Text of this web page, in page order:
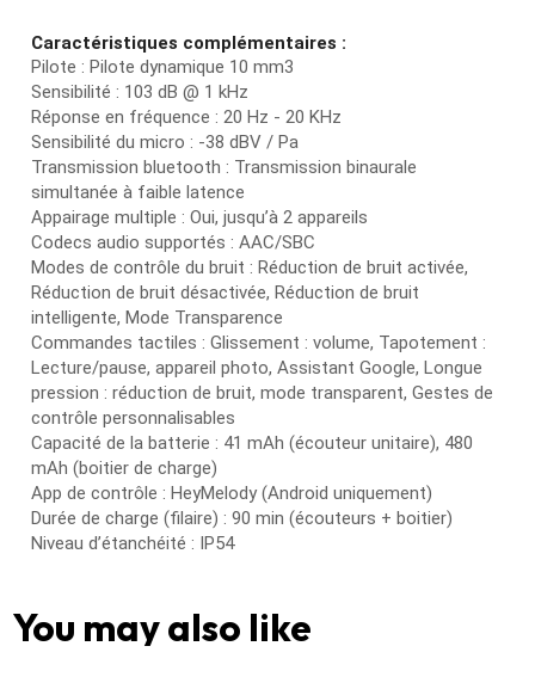
Caractéristiques complémentaires :
Pilote : Pilote dynamique 10 mm3
Sensibilité : 103 dB @ 1 kHz
Réponse en fréquence : 20 Hz - 20 KHz
Sensibilité du micro : -38 dBV / Pa
Transmission bluetooth : Transmission binaurale
simultanée à faible latence
Appairage multiple : Oui, jusqu’à 2 appareils
Codecs audio supportés : AAC/SBC
Modes de contrôle du bruit : Réduction de bruit activée,
Réduction de bruit désactivée, Réduction de bruit
intelligente, Mode Transparence
Commandes tactiles : Glissement : volume, Tapotement :
Lecture/pause, appareil photo, Assistant Google, Longue
pression : réduction de bruit, mode transparent, Gestes de
contrôle personnalisables
Capacité de la batterie : 41 mAh (écouteur unitaire), 480
mAh (boitier de charge)
App de contrôle : HeyMelody (Android uniquement)
Durée de charge (filaire) : 90 min (écouteurs + boitier)
Niveau d’étanchéité : IP54
You may also like